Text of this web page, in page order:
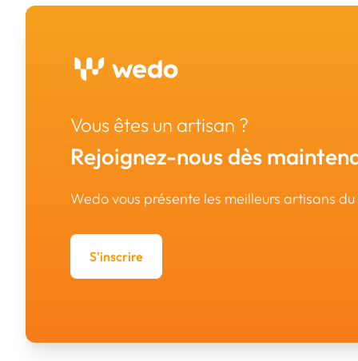
Vous êtes un artisan ?
Rejoignez-nous dès
Wedo vous présente les meilleurs artisans
S'inscrire